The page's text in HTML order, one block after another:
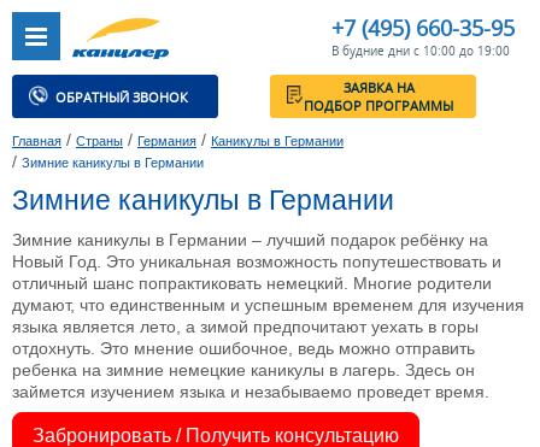
+7 (495) 660-35-95
В будние дни с 10:00 до 19:00
ОБРАТНЫЙ ЗВОНОК
ЗАЯВКА НА
ПОДБОР ПРОГРАММЫ
Главная / Страны / Германия / Каникулы в Германии
/ Зимние каникулы в Германии
Зимние каникулы в Германии
Зимние каникулы в Германии – лучший подарок ребёнку на
Новый Год. Это уникальная возможность попутешествовать и
отличный шанс попрактиковать немецкий. Многие родители
думают, что единственным и успешным временем для изучения
языка является лето, а зимой предпочитают уехать в горы
отдохнуть. Это мнение ошибочное, ведь можно отправить
ребенка на зимние немецкие каникулы в лагерь. Здесь он
займется изучением языка и незабываемо проведет время.
Забронировать / Получить консультацию